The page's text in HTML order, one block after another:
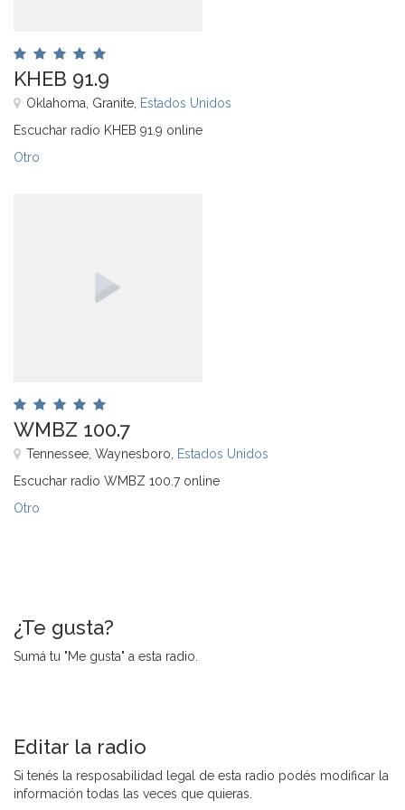
KHEB 91.9
Oklahoma, Granite, Estados Unidos
Escuchar radio KHEB 91.9 online
Otro
WMBZ 100.7
Tennessee, Waynesboro, Estados Unidos
Escuchar radio WMBZ 100.7 online
Otro
¿Te gusta?
Sumá tu "Me gusta" a esta radio.
Editar la radio
Si tenés la resposabilidad legal de esta radio podés modificar la
información todas las veces que quieras.